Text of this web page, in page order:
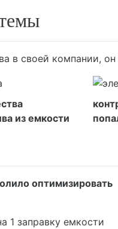
в своей компании,
из емкости
оптимизировать
1 заправку емкости